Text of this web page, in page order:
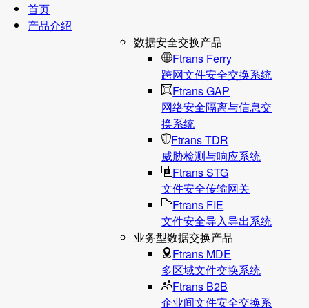
首页
产品介绍
数据安全交换产品
Ftrans Ferry
跨网文件安全交换系统
Ftrans GAP
网络安全隔离与信息交
换系统
Ftrans TDR
威胁检测与响应系统
Ftrans STG
文件安全传输网关
Ftrans FIE
文件安全导入导出系统
业务型数据交换产品
Ftrans MDE
多区域文件交换系统
Ftrans B2B
企业间文件安全交换系